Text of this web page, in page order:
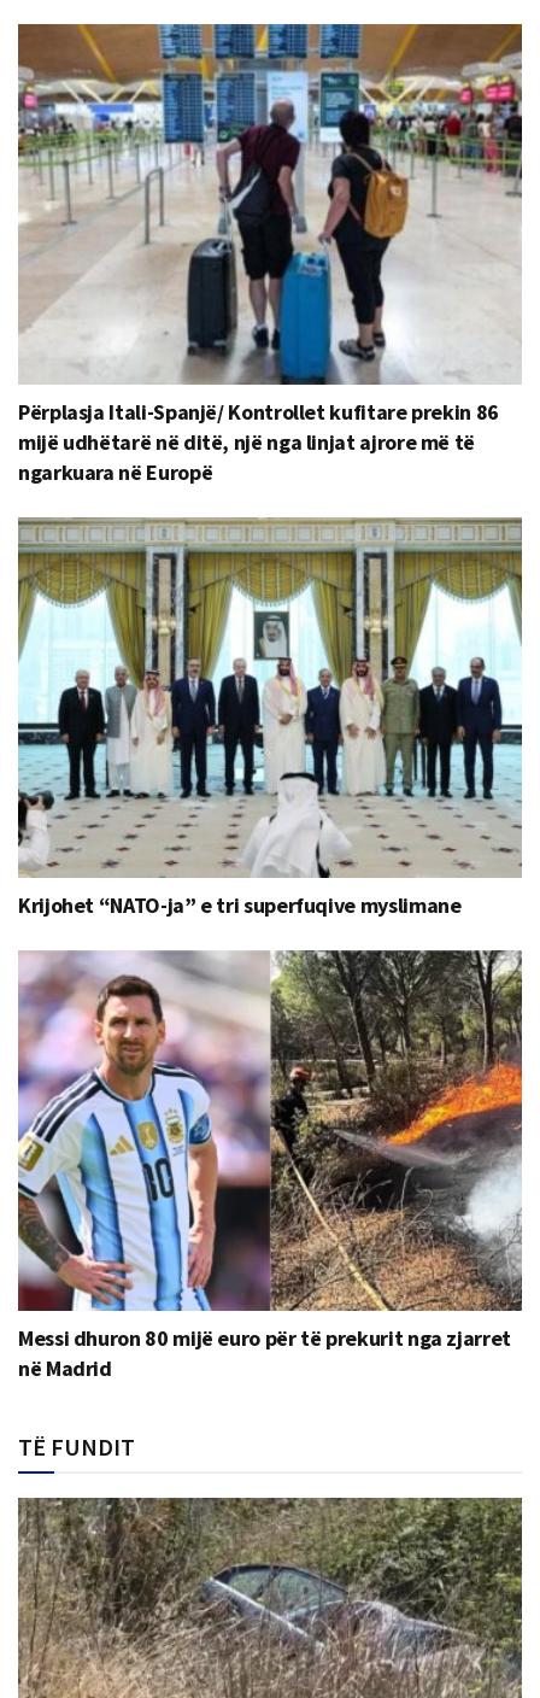
Përplasja Itali-Spanjë/ Kontrollet kufitare prekin 86
mijë udhëtarë në ditë, një nga linjat ajrore më të
ngarkuara në Europë
Krijohet “NATO-ja” e tri superfuqive myslimane
Messi dhuron 80 mijë euro për të prekurit nga zjarret
në Madrid
TË FUNDIT